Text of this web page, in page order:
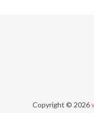
Copyright © 2026